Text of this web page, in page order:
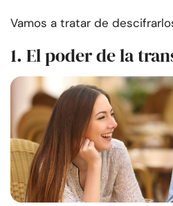
Vamos a tratar de
1. El poder de la